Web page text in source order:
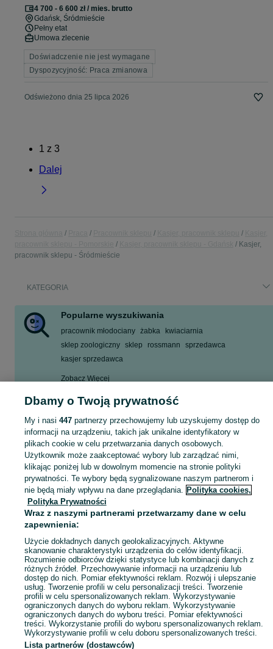
4 700 - 6 600 zł / mies. brutto
Gdańsk, Śródmieście
Pełny etat
Umowa zlecenie
Doświadczenie nie jest wymagane
Dyspozycyjność: Praca zmianowa
Odświeżono dnia 25 lipca 2026
1 z 3
Dalej
Kasjer,
pracownik sklepu - Śródmieście
KATEGORIA
Popularne wyszukiwania
pracownik młodociany żabka
kwiaciarnia
sklep zoologiczny sklep rossmann
sprzedawca
kasjer sprzedawca
Zobacz Więcej
Mapa kategorii
Mapa miejscowości
Mapa ministron
Popularne wyszukiwania
Dbamy o Twoją prywatność
My i nasi 447partnerzy przechowujemy lub uzyskujemy dostęp do
informacji na urządzeniu, takich jak unikalne identyfikatory w
plikach cookie w celu przetwarzania danych osobowych.
Użytkownik może zaakceptować wybory lub zarządzać nimi,
klikając poniżej lub w dowolnym momencie na stronie polityki
prywatności. Te wybory będą sygnalizowane naszym partnerom i
nie będą miały wpływu na dane przeglądania. Polityka cookies,
Polityka Prywatności
Wraz z naszymi partnerami przetwarzamy dane w celu
zapewnienia:
Użycie dokładnych danych geolokalizacyjnych. Aktywne
skanowanie charakterystyki urządzenia do celów identyfikacji.
Rozumienie odbiorców dzięki statystyce lub kombinacji danych z
różnych źródeł. Przechowywanie informacji na urządzeniu lub
dostęp do nich. Pomiar efektywności reklam. Rozwój i ulepszanie
usług. Tworzenie profili w celu personalizacji treści. Tworzenie
profili w celu spersonalizowanych reklam. Wykorzystywanie
ograniczonych danych do wyboru reklam. Wykorzystywanie
ograniczonych danych do wyboru treści. Pomiar efektywności
treści. Wykorzystanie profili do wyboru spersonalizowanych reklam.
Wykorzystywanie profili w celu doboru spersonalizowanych treści.
Lista partnerów (dostawców)